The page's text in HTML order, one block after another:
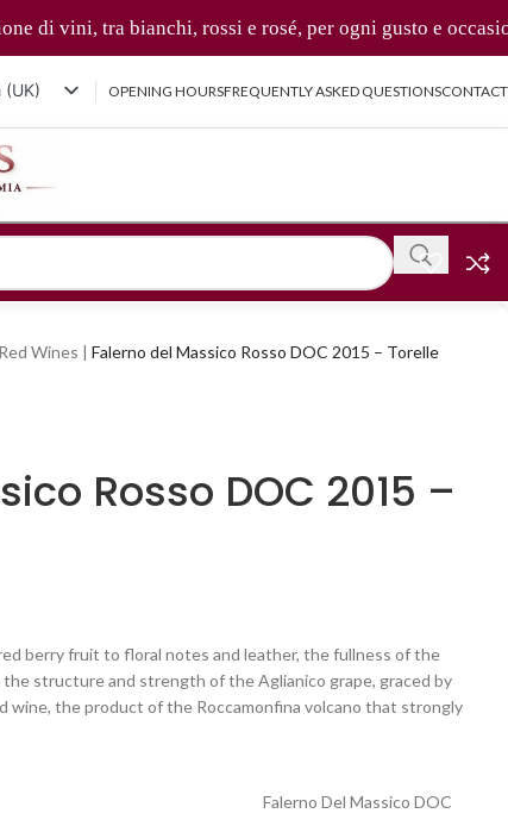
tra bianchi, rossi e rosé, per ogni gusto e occasione 🍷✨
(UK)
OPENING HOURSFREQUENTLY ASKED QUESTIONSCONTACT
Red Wines | Falerno del Massico Rosso DOC 2015 – Torelle
Rosso DOC 2015 –
berry fruit to floral notes and leather, the fullness of the
structure and strength of the Aglianico grape, graced by
wine, the product of the Roccamonfina volcano that strongly
Falerno Del Massico DOC